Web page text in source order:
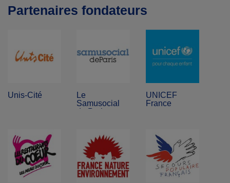
Partenaires fondateurs
Unis-Cité
Le
Samusocial
de Paris
UNICEF
France